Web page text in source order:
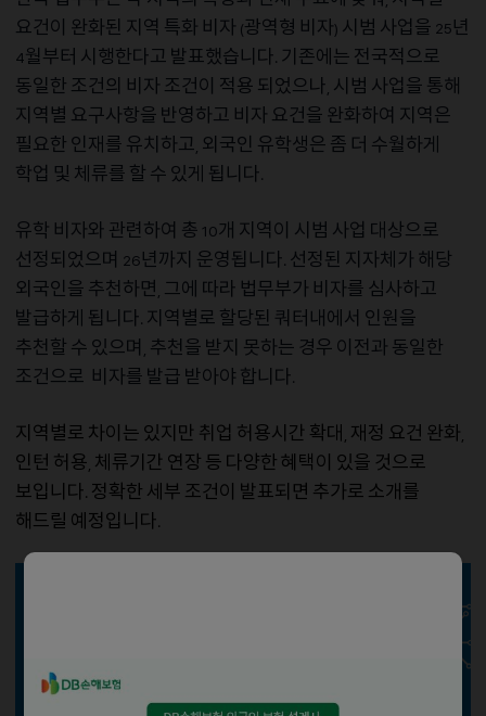
요건이 완화된 지역 특화 비자 (광역형 비자) 시범 사업을 25년
4월부터 시행한다고 발표했습니다. 기존에는 전국적으로
동일한 조건의 비자 조건이 적용 되었으나 시범 사업을 통해
지역별 요구사항을 반영하고 비자 요건을 완화하여 지역은
필요한 인재를 유치하고 외국인 유학생은 좀 더 수월하게
학업 및 체류를 할 수 있게 됩니다.
유학 비자와 관련하여 총 10개 지역이 시범 사업 대상으로
선정되었으며 26년까지 운영됩니다. 선정된 지자체가 해당
외국인을 추천하면 그에 따라 법무부가 비자를 심사하고
발급하게 됩니다. 지역별로 할당된 쿼터내에서 인원을
추천할 수 있으며 추천을 받지 못하는 경우 이전과 동일한
조건으로 비자를 발급 받아야 합니다.
지역별로 차이는 있지만 취업 허용시간 확대 재정 요건 완화
인턴 허용 체류기간 연장 등 다양한 혜택이 있을 것으로
보입니다. 정확한 세부 조건이 발표되면 추가로 소개를
해드릴 예정입니다.